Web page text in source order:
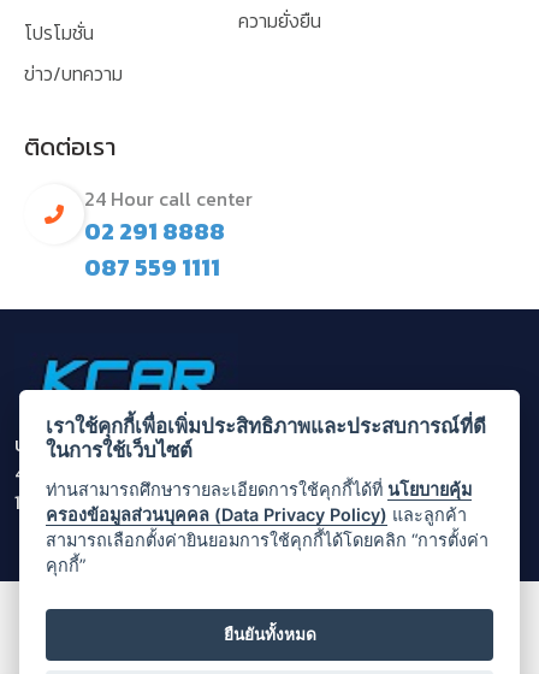
โปรโมชั่น
ข่าว/บทความ
ความยั่งยืน
ติดต่อเรา
24 Hour call center
02 291 8888
087 559 1111
บริษัท กรุงไทยคาร์เร้นท์ แอนด์ ลีส จำกัด (มหาชน)
455/1 ถนนพระราม 3 แขวงบางโคล่ เขตบางคอแหลม กรุงเทพ
10120
© Copyright 2025 by Krungthai Car Rent
นโยบายการเก็บข้อมูลส่วนบุคคล
เราใช้คุกกี้เพื่อเพิ่มประสิทธิภาพและประสบการณ์ที่ดี
ในการใช้เว็บไซต์
ท่านสามารถศึกษารายละเอียดการใช้คุกกี้ได้ที่นโยบายคุ้ม
ครองข้อมูลส่วนบุคคล (Data Privacy Policy) และลูกค้า
สามารถเลือกตั้งค่ายินยอมการใช้คุกกี้ได้โดยคลิก “การตั้งค่า
คุกกี้”
ยืนยันทั้งหมด